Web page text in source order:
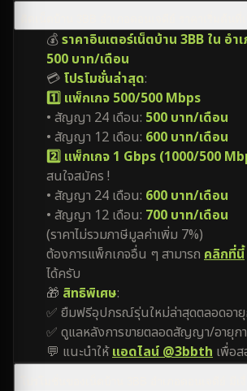
💰ราคาอินเตอร์เน็ตบ้าน 3BB ใน อ
500 บาท/เดือน
💳 โปรโมชั่นล่าสุด:
1️⃣ แพ็กเกจ 500/500 Mbps
• สัญญา 24 เดือน: 500 บาท/เดือน
• สัญญา 12 เดือน: 600 บาท/เดือน
2️⃣ แพ็กเกจ 1 Gbps (1000/500
สนใจสมัคร !
• สัญญา 24 เดือน: 600 บาท/เดือน
• สัญญา 12 เดือน: 700 บาท/เดือน
(ราคาไม่รวมภาษีมูลค่าเพิ่ม 7%)
ต้องการแพ็กเกจอื่น ๆ สามารถ คลิกที่นี้
ได้ครับ
🎁 สิทธิพิเศษ:
✅ ยืมฟรีอุปกรณ์รุ่นใหม่ล่าสุดตลอดอายุ
✅ ดูแลหลังการขายตลอดสัญญา/อายุกา
💬 แนะนำให้แอดไลน์ @3bbth เพื่อ